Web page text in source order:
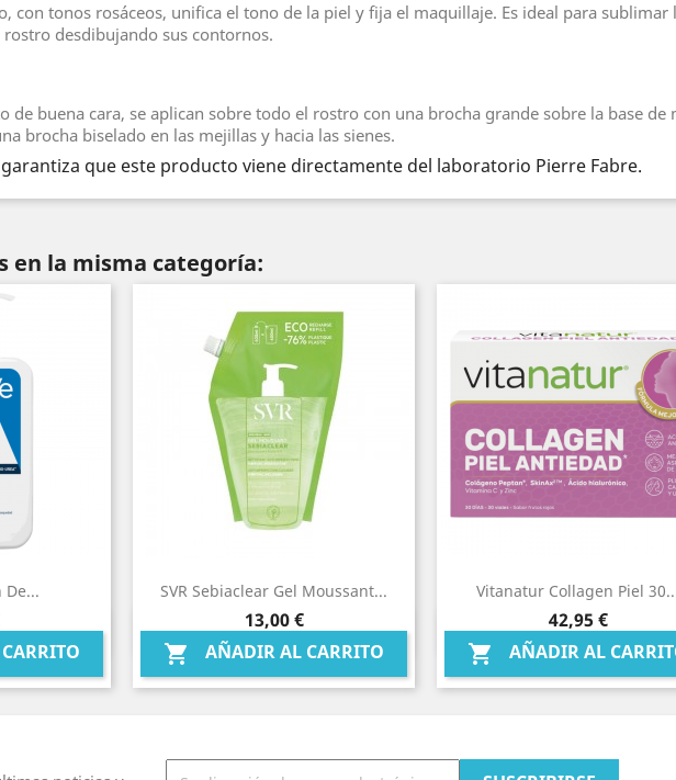
con tonos rosáceos, unifica el tono de la piel y fija el maquillaje. Es ideal para
desdibujando sus contornos.
de buena cara, se aplican sobre todo el rostro con una brocha grande sobre la base
brocha biselado en las mejillas y hacia las sienes.
que este producto viene directamente del laboratorio Pierre Fabre.
en la misma categoría:
De... SVR Sebiaclear Gel Moussant...
Precio
13,00 €
 AÑADIR AL CARRITO
Vista rápida
Vitanatur Collagen Piel
Precio
42,95 €
 AÑADIR AL
Vista rápida